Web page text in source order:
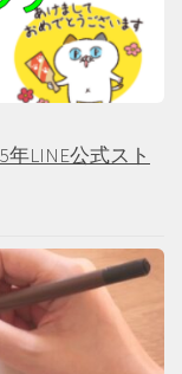
LINE公式スト